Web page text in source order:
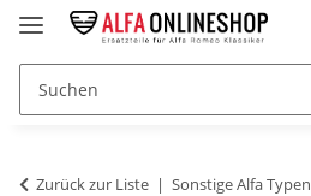
Zurück zur Liste Sonstige Alfa Typen